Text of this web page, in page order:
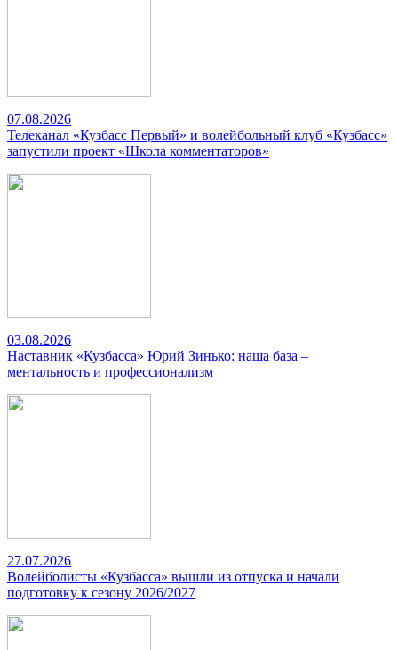
07.08.2026
Телеканал «Кузбасс Первый» и волейбольный клуб «Кузбасс»
запустили проект «Школа комментаторов»
03.08.2026
Наставник «Кузбасса» Юрий Зинько: наша база –
ментальность и профессионализм
27.07.2026
Волейболисты «Кузбасса» вышли из отпуска и начали
подготовку к сезону 2026/2027